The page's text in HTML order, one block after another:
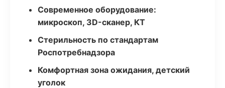
Современное оборудование:
микроскоп, 3D-сканер, КТ
Стерильность по стандартам
Роспотребнадзора
Комфортная зона ожидания, детский
уголок